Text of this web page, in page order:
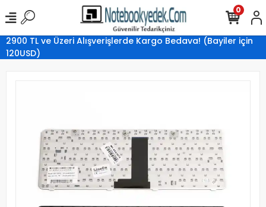
2900 TL ve Üzeri Alışverişlerde Kargo Bedava! (Bayiler için
120USD)
0